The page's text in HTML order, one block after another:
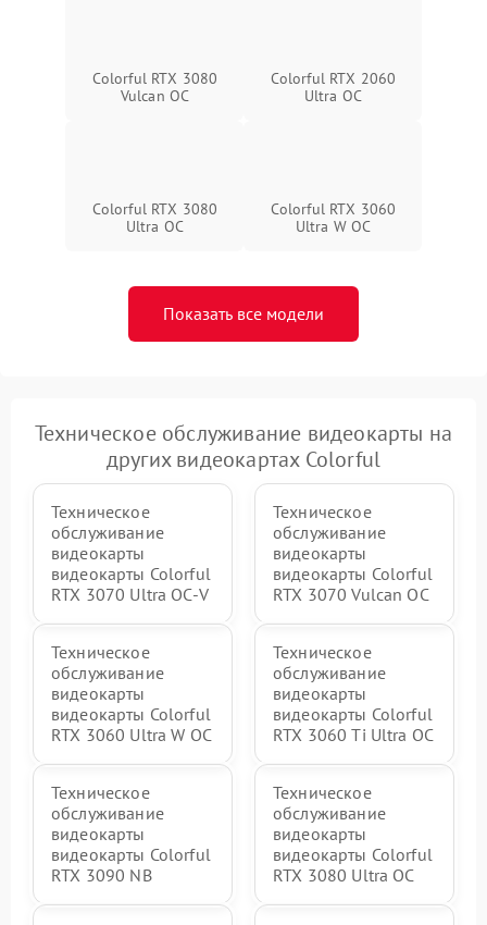
Colorful RTX 3080
Vulcan OC
Colorful RTX 2060
Ultra OC
Colorful RTX 3080
Ultra OC
Colorful RTX 3060
Ultra W OC
Показать все модели
Техническое обслуживание видеокарты на
других видеокартах Colorful
Техническое
обслуживание
видеокарты
видеокарты Colorful
RTX 3070 Ultra OC-V
Техническое
обслуживание
видеокарты
видеокарты Colorful
RTX 3070 Vulcan OC
Техническое
обслуживание
видеокарты
видеокарты Colorful
RTX 3060 Ultra W OC
Техническое
обслуживание
видеокарты
видеокарты Colorful
RTX 3060 Ti Ultra OC
Техническое
обслуживание
видеокарты
видеокарты Colorful
RTX 3090 NB
Техническое
обслуживание
видеокарты
видеокарты Colorful
RTX 3080 Ultra OC